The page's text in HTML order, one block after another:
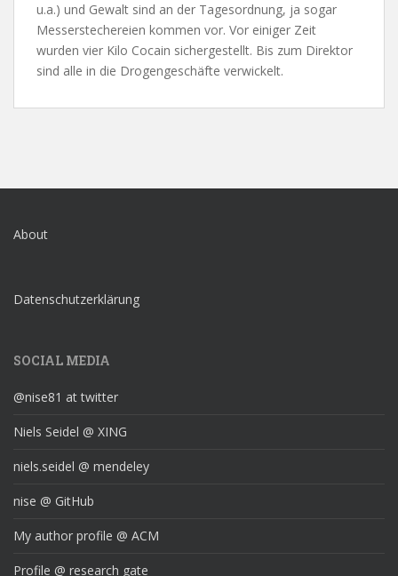
u.a.) und Gewalt sind an der Tagesordnung, ja sogar
Messerstechereien kommen vor. Vor einiger Zeit
wurden vier Kilo Cocain sichergestellt. Bis zum Direktor
sind alle in die Drogengeschäfte verwickelt.
About
Datenschutzerklärung
SOCIAL MEDIA
@nise81 at twitter
Niels Seidel @ XING
niels.seidel @ mendeley
nise @ GitHub
My author profile @ ACM
Profile @ research gate